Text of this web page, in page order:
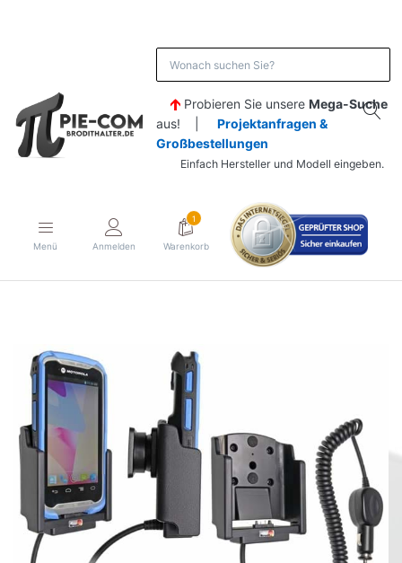
Probieren Sie unsere Mega-Suche
aus! | Projektanfragen &
Großbestellungen
Einfach Hersteller und Modell eingeben.
Menü Anmelden
1
Warenkorb